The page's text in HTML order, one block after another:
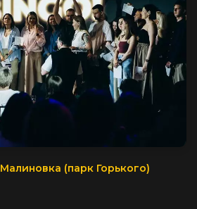
Малиновка (парк Горького)